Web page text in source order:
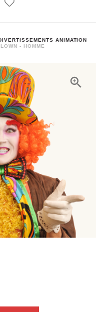
ANIMATION
- HOMME